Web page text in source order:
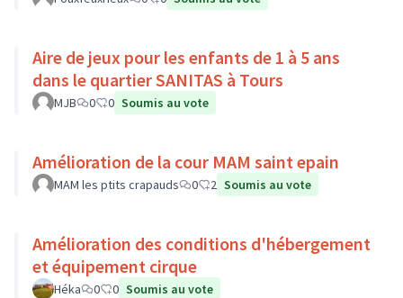
Aire de jeux pour les enfants de 1 à 5 ans
dans le quartier SANITAS à Tours
MJB 0 0 Soumis au vote
Amélioration de la cour MAM saint epain
MAM les ptits crapauds 0 2 Soumis au vote
Amélioration des conditions d'hébergement
et équipement cirque
Héka 0 0 Soumis au vote